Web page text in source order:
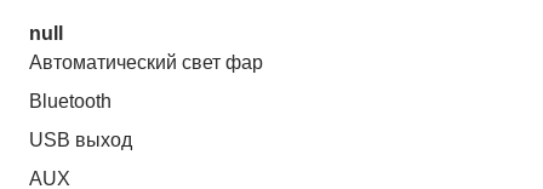
null
Автоматический свет фар
Bluetooth
USB выход
AUX